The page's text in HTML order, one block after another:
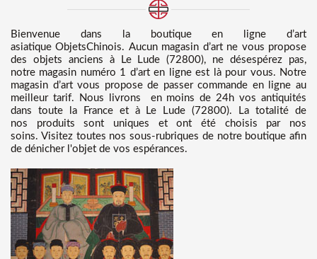
Bienvenue dans
la boutique en ligne d’art
asiatiqueObjetsChinois. Aucun magasin d’art ne vous propose
des objets anciens à Le Lude (72800), ne désespérez pas,
notre magasin numéro 1 d’art en ligne est là pour vous. Notre
magasin d’art vous propose de passer commande en ligne au
meilleur tarif. Nous
livrons en moins de 24h vos antiquités
dans toute la France et à Le Lude (72800). La totalité de
nos produits sont uniques et ont été choisis par nos
soins. Visitez toutes nos sous-rubriques de notre boutique afin
de dénicher l'objet de vos espérances.